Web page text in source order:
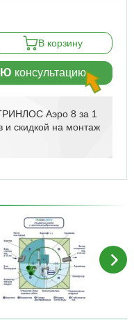
В корзину
консультацию
Аэро 8 за 1
и скидкой на монтаж